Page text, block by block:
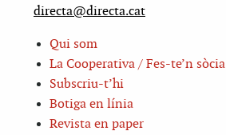
directa@directa.cat
Qui som
La Cooperativa / Fes-te’n sòcia
Subscriu-t’hi
Botiga en línia
Revista en paper